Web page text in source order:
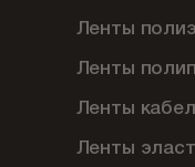
Ленты
Ленты
Ленты
Ленты